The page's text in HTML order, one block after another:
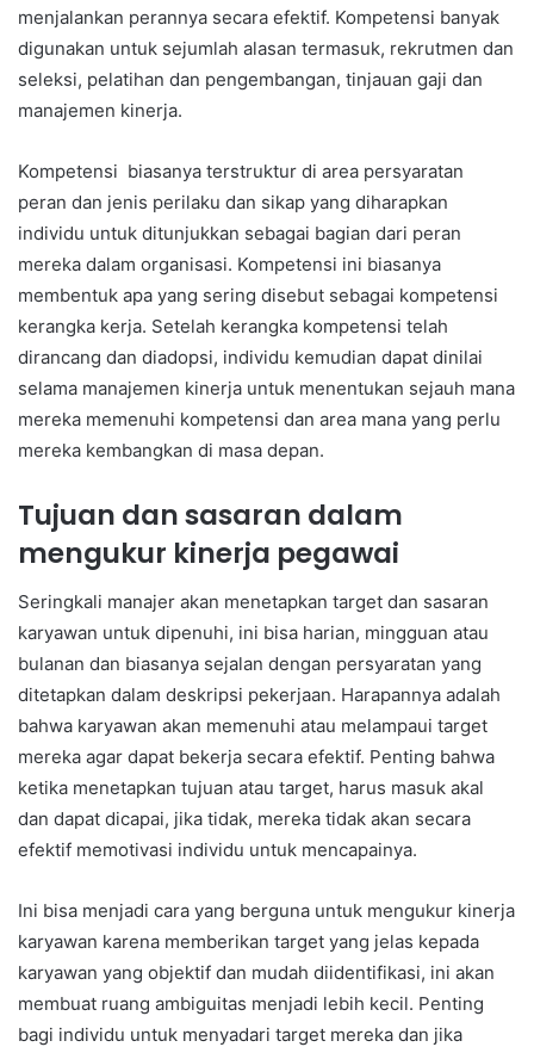
menjalankan perannya secara efektif. Kompetensi banyak
digunakan untuk sejumlah alasan termasuk, rekrutmen dan
seleksi, pelatihan dan pengembangan, tinjauan gaji dan
manajemen kinerja.
Kompetensi biasanya terstruktur di area persyaratan
peran dan jenis perilaku dan sikap yang diharapkan
individu untuk ditunjukkan sebagai bagian dari peran
mereka dalam organisasi. Kompetensi ini biasanya
membentuk apa yang sering disebut sebagai kompetensi
kerangka kerja. Setelah kerangka kompetensi telah
dirancang dan diadopsi, individu kemudian dapat dinilai
selama manajemen kinerja untuk menentukan sejauh mana
mereka memenuhi kompetensi dan area mana yang perlu
mereka kembangkan di masa depan.
Tujuan dan sasaran dalam
mengukur kinerja pegawai
Seringkali manajer akan menetapkan target dan sasaran
karyawan untuk dipenuhi, ini bisa harian, mingguan atau
bulanan dan biasanya sejalan dengan persyaratan yang
ditetapkan dalam deskripsi pekerjaan. Harapannya adalah
bahwa karyawan akan memenuhi atau melampaui target
mereka agar dapat bekerja secara efektif. Penting bahwa
ketika menetapkan tujuan atau target, harus masuk akal
dan dapat dicapai, jika tidak, mereka tidak akan secara
efektif memotivasi individu untuk mencapainya.
Ini bisa menjadi cara yang berguna untuk mengukur kinerja
karyawan karena memberikan target yang jelas kepada
karyawan yang objektif dan mudah diidentifikasi, ini akan
membuat ruang ambiguitas menjadi lebih kecil. Penting
bagi individu untuk menyadari target mereka dan jika